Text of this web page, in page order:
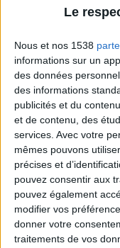
Le
Nous et nos 1538
informations sur un
des données
des informations
publicités et du
et de contenu, des
services. Avec votre
mêmes pouvons
précises et
pouvez consentir aux
pouvez également
modifier vos
donner votre
traitements de vos
Bas du Corps
Muscu |